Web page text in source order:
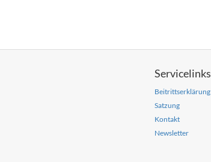
Servicelinks
Beitrittserklärung
Satzung
Kontakt
Newsletter